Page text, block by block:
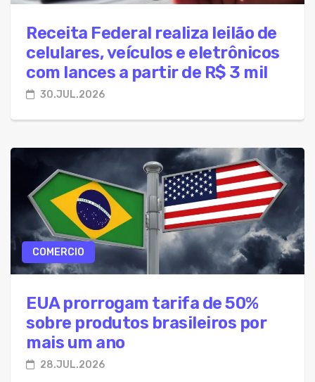
Receita Federal realiza leilão de
celulares, veículos e eletrônicos
com lances a partir de R$ 3 mil
30.JUL.2026
COMERCIO
EUA prorrogam tarifa de 50%
sobre produtos brasileiros por
mais um ano
28.JUL.2026